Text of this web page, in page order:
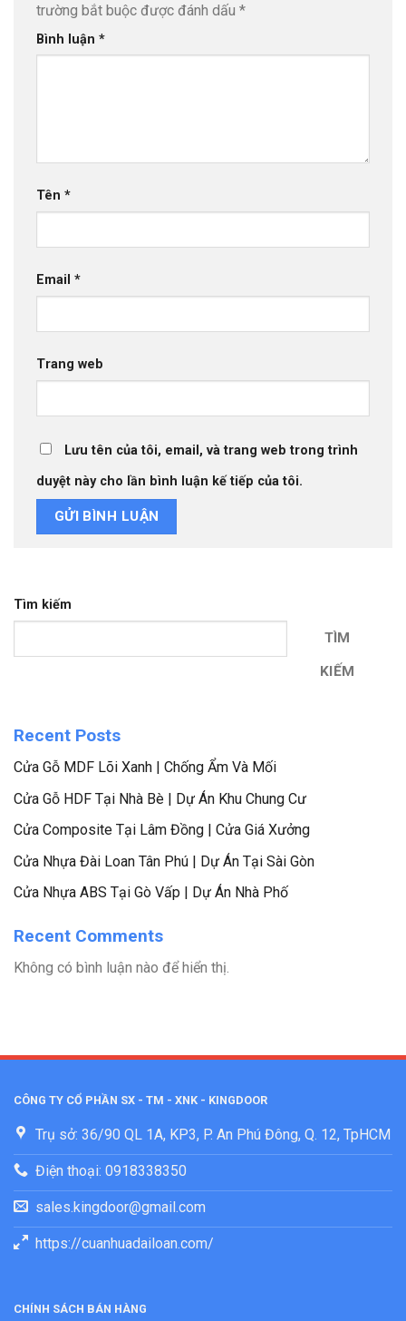
trường bắt buộc được đánh dấu *
Bình luận *
Tên *
Email *
Trang web
Lưu tên của tôi, email, và trang web trong trình
duyệt này cho lần bình luận kế tiếp của tôi.
Tìm kiếm
TÌM
KIẾM
Recent Posts
Cửa Gỗ MDF Lõi Xanh | Chống Ẩm Và Mối
Cửa Gỗ HDF Tại Nhà Bè | Dự Án Khu Chung Cư
Cửa Composite Tại Lâm Đồng | Cửa Giá Xưởng
Cửa Nhựa Đài Loan Tân Phú | Dự Án Tại Sài Gòn
Cửa Nhựa ABS Tại Gò Vấp | Dự Án Nhà Phố
Recent Comments
Không có bình luận nào để hiển thị.
CÔNG TY CỔ PHẦN SX - TM - XNK - KINGDOOR
Trụ sở: 36/90 QL 1A, KP3, P. An Phú Đông, Q. 12, TpHCM
Điện thoại: 0918338350
sales.kingdoor@gmail.com
https://cuanhuadailoan.com/
CHÍNH SÁCH BÁN HÀNG